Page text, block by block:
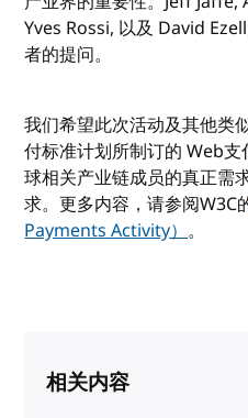
Yves Rossi, 以及 David
者的提问。
我们希望此次活动及其他类
付标准计划所制订的 Web
球相关产业链成员的真正需
求。更多内容，请参阅W3C
Payments Activity）。
相关内容